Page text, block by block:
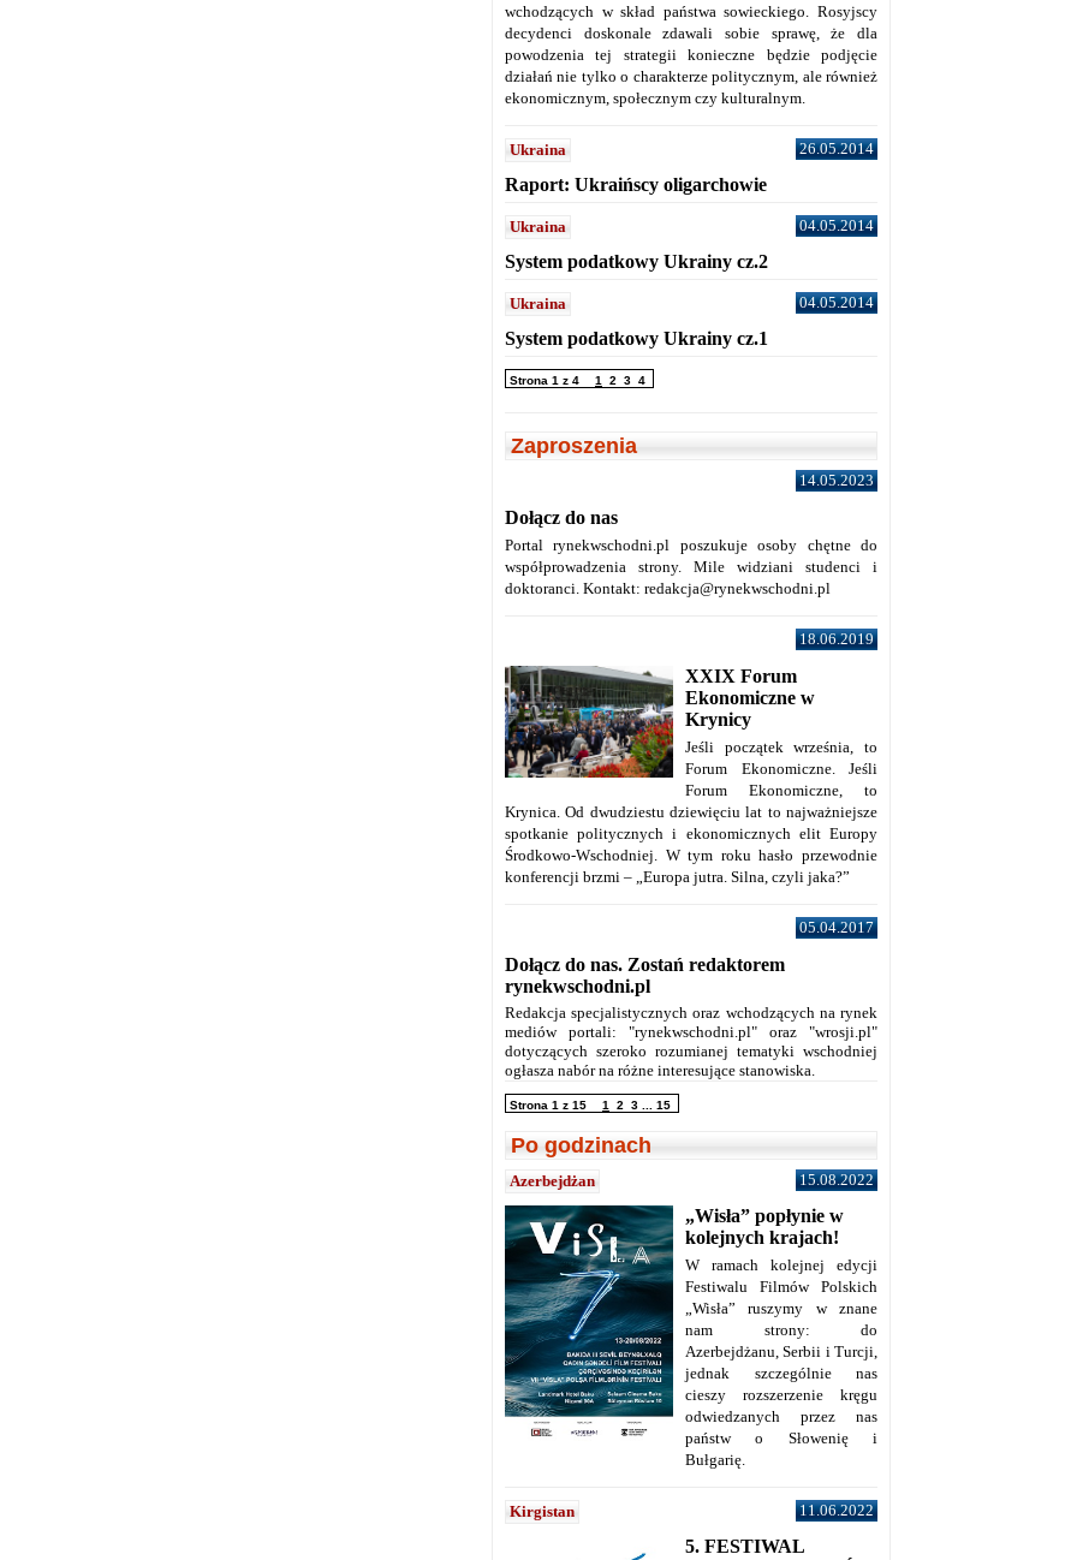
wchodzących w skład państwa sowieckiego. Rosyjscy
decydenci doskonale zdawali sobie sprawę, że dla
powodzenia tej strategii konieczne będzie podjęcie
działań nie tylko o charakterze politycznym, ale również
ekonomicznym, społecznym czy kulturalnym.
Ukraina 26.05.2014
Raport: Ukraińscy oligarchowie
Ukraina 04.05.2014
System podatkowy Ukrainy cz.2
Ukraina 04.05.2014
System podatkowy Ukrainy cz.1
Strona 1 z 4 1 2 3 4
Zaproszenia
14.05.2023
Dołącz do nas
Portal rynekwschodni.pl poszukuje osoby chętne do
współprowadzenia strony. Mile widziani studenci i
doktoranci. Kontakt: redakcja@rynekwschodni.pl
18.06.2019
XXIX Forum
Ekonomiczne w
Krynicy
Jeśli początek września, to
Forum Ekonomiczne. Jeśli
Forum Ekonomiczne, to
Krynica. Od dwudziestu dziewięciu lat to najważniejsze
spotkanie politycznych i ekonomicznych elit Europy
Środkowo-Wschodniej. W tym roku hasło przewodnie
konferencji brzmi – „Europa jutra. Silna, czyli jaka?”
05.04.2017
Dołącz do nas. Zostań redaktorem
rynekwschodni.pl
Redakcja specjalistycznych oraz wchodzących na rynek
mediów portali: "rynekwschodni.pl" oraz "wrosji.pl"
dotyczących szeroko rozumianej tematyki wschodniej
ogłasza nabór na różne interesujące stanowiska.
Strona 1 z 15 1 2 3 15
Po godzinach
Azerbejdżan 15.08.2022
„Wisła” popłynie w
kolejnych krajach!
W ramach kolejnej edycji
Festiwalu Filmów Polskich
„Wisła” ruszymy w znane
nam strony: do
Azerbejdżanu, Serbii i Turcji,
jednak szczególnie nas
cieszy rozszerzenie kręgu
odwiedzanych przez nas
państw o Słowenię i
Bułgarię.
Kirgistan 11.06.2022
5. FESTIWAL